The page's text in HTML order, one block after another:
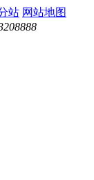
站 网站地图